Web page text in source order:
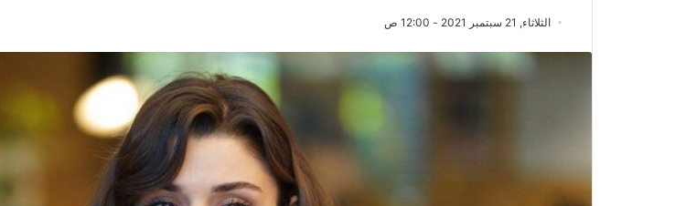
الثلاثاء, 21 سبتمبر 2021 - 12:00 ص